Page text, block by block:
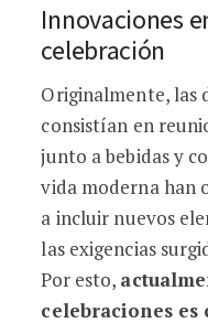
Innovaciones
celebración
Originalmente, las
consistían en
junto a bebidas y
vida moderna han
a incluir nuevos
las exigencias
Por esto,
celebraciones es